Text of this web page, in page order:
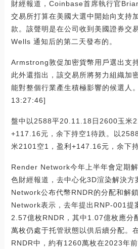
財經報道，Coinbase首席執行官
交易所打算在美國大選中開始向支持
款。該聲明是在公司收到美國證券交
Wells 通知后的第二天發布的。
Armstrong敦促加密貨幣用戶選出支
此外還指出，該交易所將努力組織加
能對整個行業產生積極影響的候選人
13:27:46]
盤中以2588平20.11.18日2600玉米
+117.16元，余下持空1待跌。以
米2101空1，盈利+147.16元，余下持
Render Network今年上半年會定期
色財經報道，去中心化3D渲染解決
Network公布代幣RNDR的分配和解
Network表示，去年提出RNP-001提
2.57億枚RNDR，其中1.07億枚應分
萬枚仍處于托管狀態以供后續分配。
RNDR中，約有1260萬枚在2023年